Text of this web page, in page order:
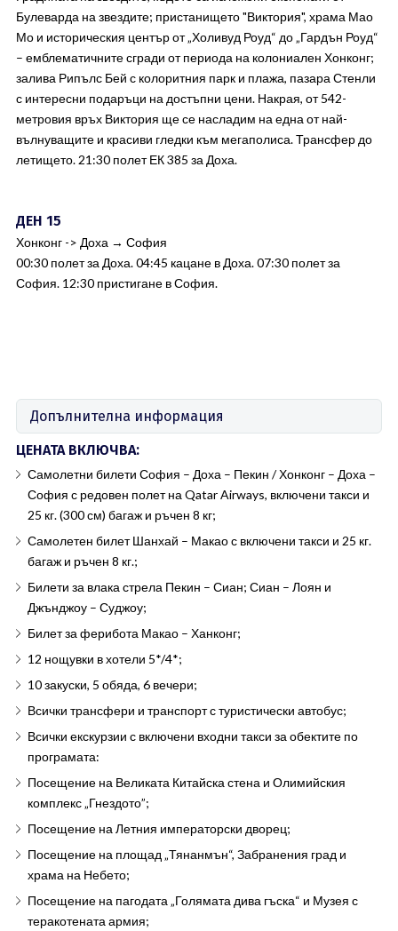
Булеварда на звездите; пристанището "Виктория", храма Мао
Мо и историческия център от „Холивуд Роуд“ до „Гардън Роуд“
– емблематичните сгради от периода на колониален Хонконг;
залива Рипълс Бей с колоритния парк и плажа, пазара Стенли
с интересни подаръци на достъпни цени. Накрая, от 542-
метровия връх Виктория ще се насладим на една от най-
вълнуващите и красиви гледки към мегаполиса. Трансфер до
летището. 21:30 полет ЕК 385 за Доха.
ДЕН 15
Хонконг -> Доха → София
00:30 полет за Доха. 04:45 кацане в Доха. 07:30 полет за
София. 12:30 пристигане в София.
Допълнителна информация
ЦЕНАТА ВКЛЮЧВА:
Самолетни билети София – Доха – Пекин / Хонконг – Доха –
София с редовен полет на Qatar Airways, включени такси и
25 кг. (300 см) багаж и ръчен 8 кг;
Самолетен билет Шанхай – Макао с включени такси и 25 кг.
багаж и ръчен 8 кг.;
Билети за влака стрела Пекин – Сиан; Сиан – Лоян и
Джънджоу – Суджоу;
Билет за ферибота Макао – Ханконг;
12 нощувки в хотели 5*/4*;
10 закуски, 5 обяда, 6 вечери;
Всички трансфери и транспорт с туристически автобус;
Всички екскурзии с включени входни такси за обектите по
програмата:
Посещение на Великата Китайска стена и Олимийския
комплекс „Гнездото”;
Посещение на Летния императорски дворец;
Посещение на площад „Тянанмън“, Забранения град и
храма на Небето;
Посещение на пагодата „Голямата дива гъска“ и Музея с
теракотената армия;